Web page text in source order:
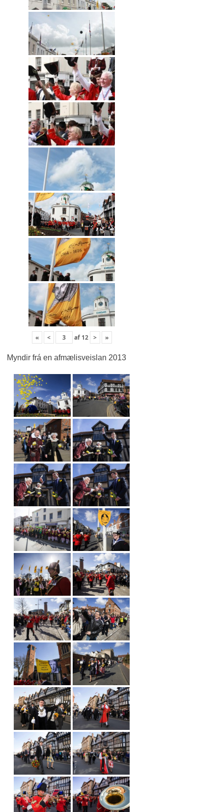
« < af 12 > »
Myndir frá en afmælisveislan 2013